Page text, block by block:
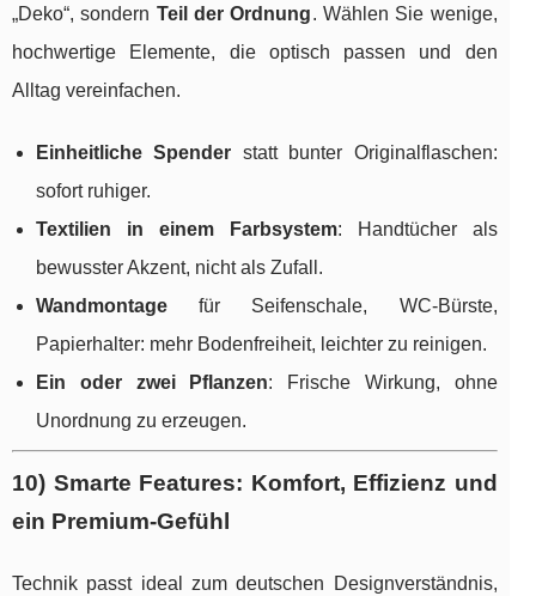
„Deko“, sondern Teil der Ordnung. Wählen Sie wenige,
hochwertige Elemente, die optisch passen und den
Alltag vereinfachen.
Einheitliche Spender statt bunter Originalflaschen:
sofort ruhiger.
Textilien in einem Farbsystem: Handtücher als
bewusster Akzent, nicht als Zufall.
Wandmontage für Seifenschale, WC-Bürste,
Papierhalter: mehr Bodenfreiheit, leichter zu reinigen.
Ein oder zwei Pflanzen: Frische Wirkung, ohne
Unordnung zu erzeugen.
10) Smarte Features: Komfort, Effizienz und
ein Premium-Gefühl
Technik passt ideal zum deutschen Designverständnis,